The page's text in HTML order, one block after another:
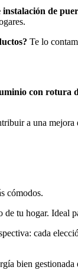
de
Te lo
con rotura
a una
cómodos.
tu hogar. Ideal
cada
bien gestionada